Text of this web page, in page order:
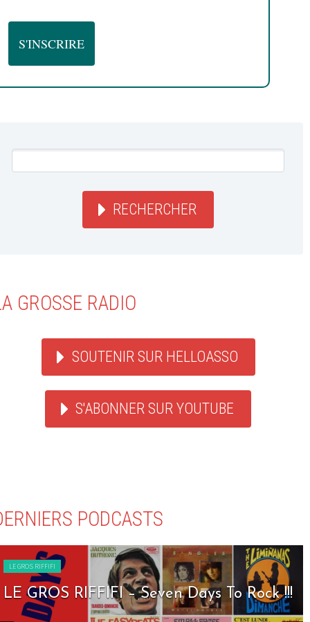
RECHERCHER
GROSSE RADIO
SOUTENIR SUR HELLOASSO
S'ABONNER SUR YOUTUBE
PODCASTS
LE GROS RIFFIFI
LE GROS RIFFIFI – Seven Days To Rock !!!